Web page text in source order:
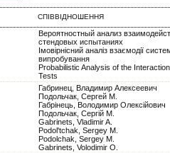
СПІВВІДНОШЕННЯ
Вероятностный анализ
стендовых испытаниях
Імовірнісний аналіз взаємодії
випробування
Probabilistic Analysis of the
Tests
Габринец, Владимир Алексеевич
Подольчак, Сергей М.
Габрінець, Володимир Олексійович
Подольчак, Сергій М.
Gabrinets, Vladimir A.
Podol'tchak, Sergey M.
Podolchak, Sergey M.
Gabrіnets, Volodimir O.